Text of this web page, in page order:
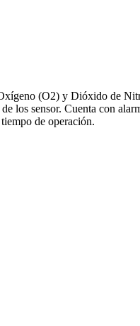
(O2) y Dióxido de
los sensor. Cuenta con
de operación.